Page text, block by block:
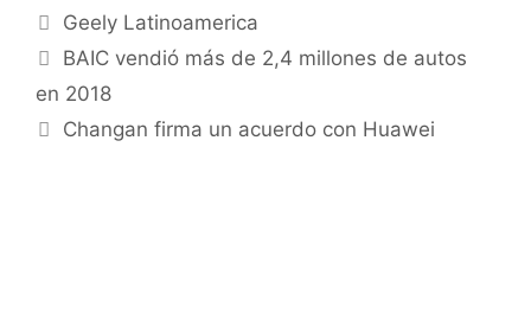
Geely Latinoamerica
BAIC vendió más de 2,4 millones de autos
en 2018
Changan firma un acuerdo con Huawei